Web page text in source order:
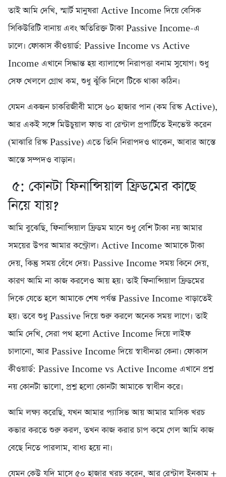
তাই আমি দেখি, স্মার্ট মানুষরা Active Income দিয়ে বেসিক
সিকিউরিটি বানায় এবং অতিরিক্ত টাকা Passive Income-এ
ঢালে। ফোকাস কীওয়ার্ড: Passive Income vs Active
Income এখানে সিদ্ধান্ত হয় ব্যালান্সে নিরাপত্তা বনাম সুযোগ। শুধু
সেফ খেললে গ্রোথ কম, শুধু ঝুঁকি নিলে টিকে থাকা কঠিন।
যেমন একজন চাকরিজীবী মাসে ৬০ হাজার পান (কম রিস্ক Active),
আর একই সঙ্গে মিউচুয়াল ফান্ড বা রেন্টাল প্রপার্টিতে ইনভেস্ট করেন
(মাঝারি রিস্ক Passive) এতে তিনি নিরাপদও থাকেন, আবার আস্তে
আস্তে সম্পদও বাড়ান।
৫: কোনটা ফিনান্সিয়াল ফ্রিডমের কাছে
নিয়ে যায়?
আমি বুঝেছি, ফিনান্সিয়াল ফ্রিডম মানে শুধু বেশি টাকা নয় আমার
সময়ের উপর আমার কন্ট্রোল। Active Income আমাকে টাকা
দেয়, কিন্তু সময় বেঁধে দেয়। Passive Income সময় কিনে দেয়,
কারণ আমি না কাজ করলেও আয় হয়। তাই ফিনান্সিয়াল ফ্রিডমের
দিকে যেতে হলে আমাকে শেষ পর্যন্ত Passive Income বাড়াতেই
হয়। তবে শুধু Passive দিয়ে শুরু করলে অনেক সময় লাগে। তাই
আমি দেখি, সেরা পথ হলো Active Income দিয়ে লাইফ
চালানো, আর Passive Income দিয়ে স্বাধীনতা কেনা। ফোকাস
কীওয়ার্ড: Passive Income vs Active Income এখানে প্রশ্ন
নয় কোনটা ভালো, প্রশ্ন হলো কোনটা আমাকে স্বাধীন করে।
আমি লক্ষ্য করেছি, যখন আমার প্যাসিভ আয় আমার মাসিক খরচ
কভার করতে শুরু করল, তখন কাজ করার চাপ কমে গেল আমি কাজ
বেছে নিতে পারলাম, বাধ্য হয়ে না।
যেমন কেউ যদি মাসে ৫০ হাজার খরচ করেন, আর রেন্টাল ইনকাম +